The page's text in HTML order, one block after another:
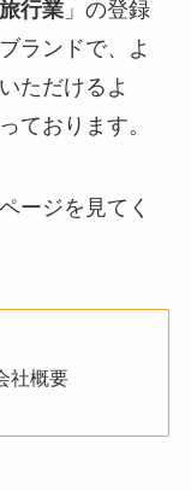
行業」の登録
ランドで、よ
ただけるよ
ております。
ージを見てく
社概要